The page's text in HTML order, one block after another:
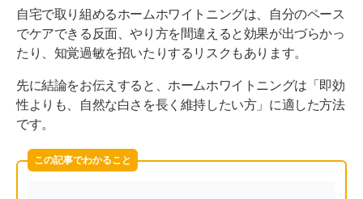
自宅で取り組めるホームホワイトニングは、自分のペース
でケアできる反面、やり方を間違えると効果が出づらかっ
たり、知覚過敏を招いたりするリスクもあります。
先に結論をお伝えすると、ホームホワイトニングは「即効
性よりも、自然な白さを長く維持したい方」に適した方法
です。
この記事でわかること